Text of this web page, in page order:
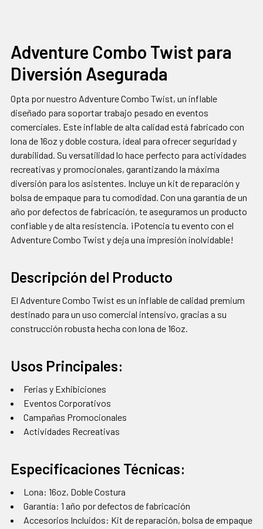
SELECCIONAR
TODO
AGREGAR
SELECCIONADOS
AL CARRITO
Adventure Combo Twist para
Diversión Asegurada
Opta por nuestro Adventure Combo Twist, un inflable
diseñado para soportar trabajo pesado en eventos
comerciales. Este inflable de alta calidad está fabricado con
lona de 16oz y doble costura, ideal para ofrecer seguridad y
durabilidad. Su versatilidad lo hace perfecto para actividades
recreativas y promocionales, garantizando la máxima
diversión para los asistentes. Incluye un kit de reparación y
bolsa de empaque para tu comodidad. Con una garantía de un
año por defectos de fabricación, te aseguramos un producto
confiable y de alta resistencia. ¡Potencia tu evento con el
Adventure Combo Twist y deja una impresión inolvidable!
Descripción del Producto
El Adventure Combo Twist es un inflable de calidad premium
destinado para un uso comercial intensivo, gracias a su
construcción robusta hecha con lona de 16oz.
Usos Principales:
Ferias y Exhibiciones
Eventos Corporativos
Campañas Promocionales
Actividades Recreativas
Especificaciones Técnicas:
Lona: 16oz, Doble Costura
Garantía: 1 año por defectos de fabricación
Accesorios Incluidos: Kit de reparación, bolsa de empaque